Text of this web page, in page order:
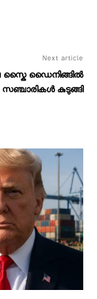
Next article
സ്കൈ ഡൈനിങ്ങിൽ
സഞ്ചാരികൾ കുടുങ്ങി